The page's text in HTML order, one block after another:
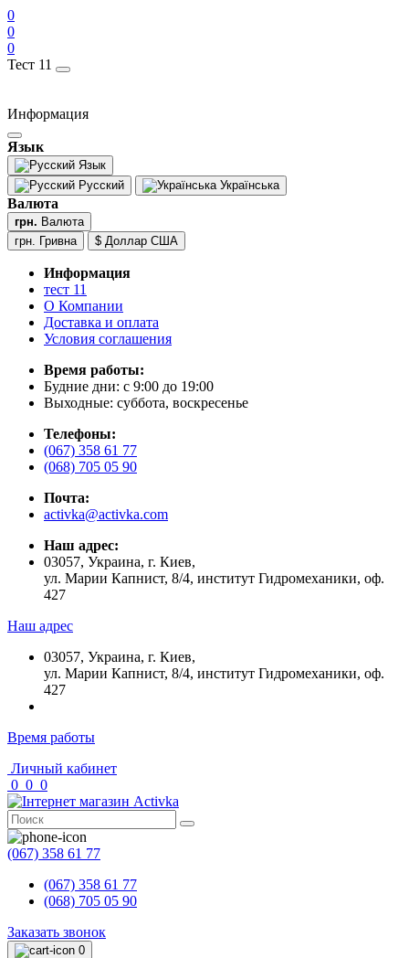
0
0
0
Тест 11
Информация
Язык
Язык
Русский
Українська
Валюта
грн. Валюта
грн. Гривна
$ Доллар США
Информация
тест 11
О Компании
Доставка и оплата
Условия соглашения
Время работы:
Будние дни: с 9:00 до 19:00
Выходные: суббота, воскресенье
Телефоны:
(067) 358 61 77
(068) 705 05 90
Почта:
activka@activka.com
Наш адрес:
03057, Украина, г. Киев,
ул. Марии Капнист, 8/4, институт Гидромеханики, оф.
427
Наш адрес
03057, Украина, г. Киев,
ул. Марии Капнист, 8/4, институт Гидромеханики, оф.
427
Время работы
Личный кабинет
0 0 0
(067) 358 61 77
(067) 358 61 77
(068) 705 05 90
Заказать звонок
0